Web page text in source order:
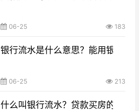
06-25 183
银行流水是什么意思？能用银行流
06-25 213
什么叫银行流水？贷款买房的银行